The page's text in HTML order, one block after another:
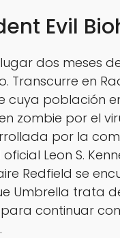
Evil
dos meses
Transcurre en
cuya población
zombie por el
por la
Leon S.
Redfield se
Umbrella trata
continuar